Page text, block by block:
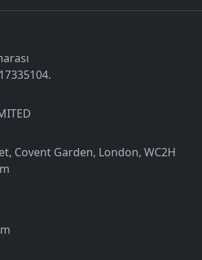
Covent Garden, London, WC2H